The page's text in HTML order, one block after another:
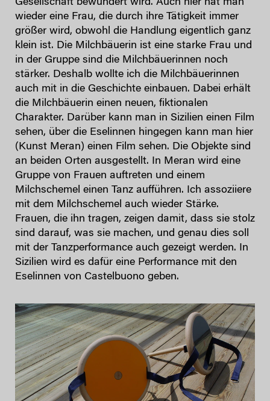
Gesellschaft bewundert wird. Auch hier hat man
wieder eine Frau, die durch ihre Tätigkeit immer
größer wird, obwohl die Handlung eigentlich ganz
klein ist. Die Milchbäuerin ist eine starke Frau und
in der Gruppe sind die Milchbäuerinnen noch
stärker. Deshalb wollte ich die Milchbäuerinnen
auch mit in die Geschichte einbauen. Dabei erhält
die Milchbäuerin einen neuen, fiktionalen
Charakter. Darüber kann man in Sizilien einen Film
sehen, über die Eselinnen hingegen kann man hier
(Kunst Meran) einen Film sehen. Die Objekte sind
an beiden Orten ausgestellt. In Meran wird eine
Gruppe von Frauen auftreten und einem
Milchschemel einen Tanz aufführen. Ich assoziiere
mit dem Milchschemel auch wieder Stärke.
Frauen, die ihn tragen, zeigen damit, dass sie stolz
sind darauf, was sie machen, und genau dies soll
mit der Tanzperformance auch gezeigt werden. In
Sizilien wird es dafür eine Performance mit den
Eselinnen von Castelbuono geben.